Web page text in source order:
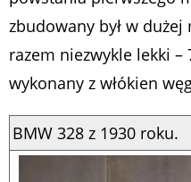
zbudowany był w
razem niezwykle lekki –
wykonany z włókien
BMW 328 z 1930 roku.